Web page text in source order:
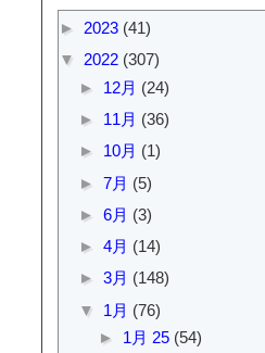
► 2023 (41)
▼ 2022 (307)
► 12月 (24)
► 11月 (36)
► 10月 (1)
► 7月 (5)
► 6月 (3)
► 4月 (14)
► 3月 (148)
▼ 1月 (76)
► 1月 25 (54)